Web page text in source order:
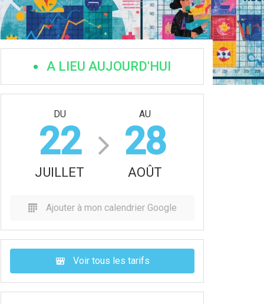
A LIEU AUJOURD'HUI
DU
22
JUILLET
AU
28
AOÛT
Ajouter à mon calendrier Google
Voir tous les tarifs